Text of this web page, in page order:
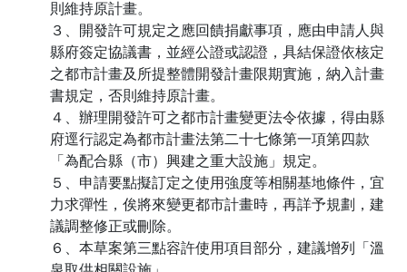
則維持原計畫。
３、開發許可規定之應回饋捐獻事項，應由申請人與
縣府簽定協議書，並經公證或認證，具結保證依核定
之都市計畫及所提整體開發計畫限期實施，納入計畫
書規定，否則維持原計畫。
４、辦理開發許可之都市計畫變更法令依據，得由縣
府逕行認定為都市計畫法第二十七條第一項第四款
「為配合縣（市）興建之重大設施」規定。
５、申請要點擬訂定之使用強度等相關基地條件，宜
力求彈性，俟將來變更都市計畫時，再詳予規劃，建
議調整修正或刪除。
６、本草案第三點容許使用項目部分，建議增列「溫